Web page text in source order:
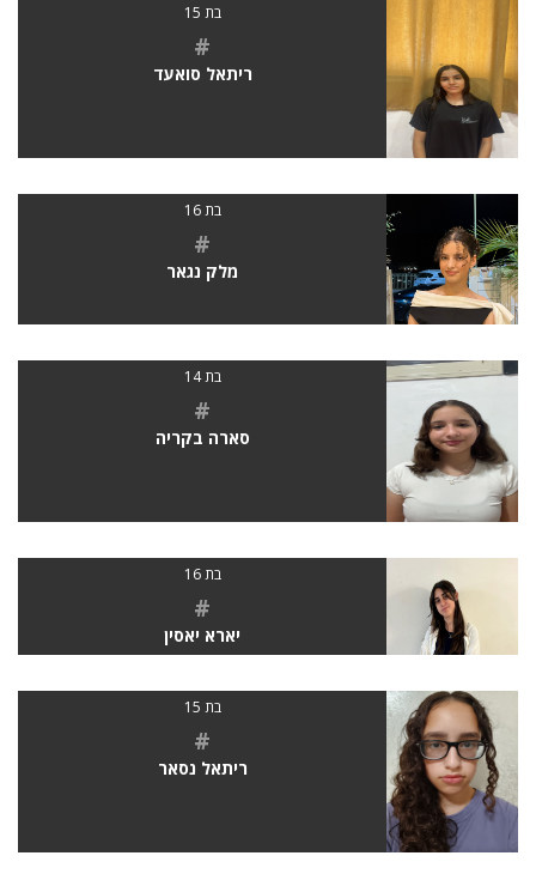
בת 15
#
ריתאל סואעד
בת 16
#
מלק נגאר
בת 14
#
סארה בקריה
בת 16
#
יארא יאסין
בת 15
#
ריתאל נסאר